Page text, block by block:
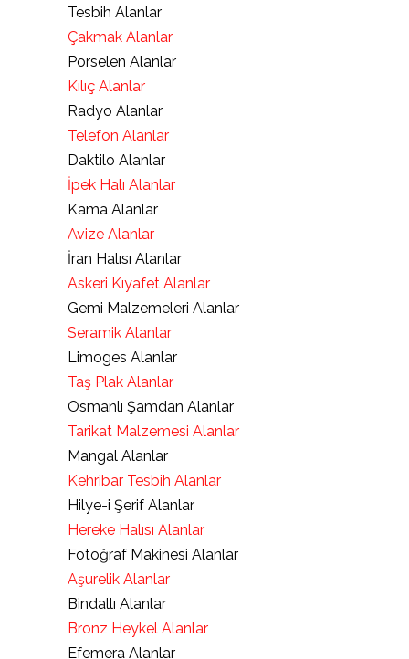
Tesbih Alanlar
Çakmak Alanlar
Porselen Alanlar
Kılıç Alanlar
Radyo Alanlar
Telefon Alanlar
Daktilo Alanlar
İpek Halı Alanlar
Kama Alanlar
Avize Alanlar
İran Halısı Alanlar
Askeri Kıyafet Alanlar
Gemi Malzemeleri Alanlar
Seramik Alanlar
Limoges Alanlar
Taş Plak Alanlar
Osmanlı Şamdan Alanlar
Tarikat Malzemesi Alanlar
Mangal Alanlar
Kehribar Tesbih Alanlar
Hilye-i Şerif Alanlar
Hereke Halısı Alanlar
Fotoğraf Makinesi Alanlar
Aşurelik Alanlar
Bindallı Alanlar
Bronz Heykel Alanlar
Efemera Alanlar